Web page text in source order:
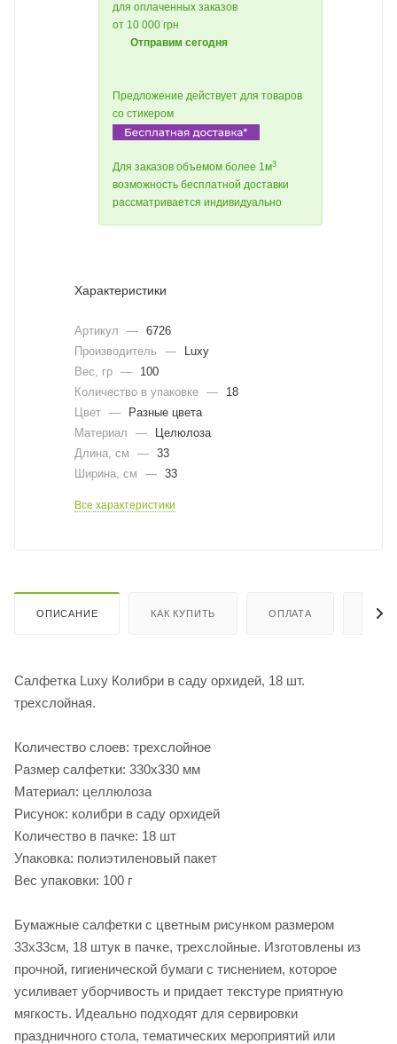
для оплаченных заказов
от 10 000 грн
Отправим сегодня
Предложение действует для товаров
со стикером
Для заказов объемом более 1м3
возможность бесплатной доставки
рассматривается индивидуально
Характеристики
Артикул — 6726
Производитель
—
Luxy
Вес, гр —
100
Количество в упаковке —
18
Цвет —
Разные цвета
Материал
—
Целюлоза
Длина, cм
— 33
Ширина, cм
— 33
Все характеристики
ОПИСАНИЕ КАК КУПИТЬ ОПЛАТА
Салфетка Luxy Колибри в саду орхидей, 18 шт.
трехслойная.
Количество слоев: трехслойное
Размер салфетки: 330х330 мм
Материал: целлюлоза
Рисунок: колибри в саду орхидей
Количество в пачке: 18 шт
Упаковка: полиэтиленовый пакет
Вес упаковки: 100 г
Бумажные салфетки с цветным рисунком размером
33х33см, 18 штук в пачке, трехслойные. Изготовлены из
прочной, гигиенической бумаги с тиснением, которое
усиливает уборчивость и придает текстуре приятную
мягкость. Идеально подходят для сервировки
праздничного стола, тематических мероприятий или